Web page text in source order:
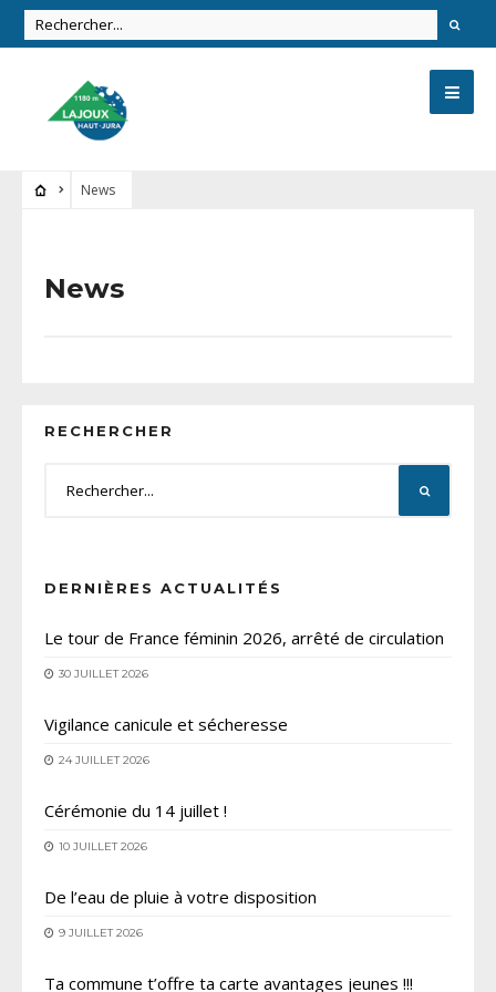
News
News
RECHERCHER
DERNIÈRES ACTUALITÉS
Le tour de France féminin 2026, arrêté de circulation
30 JUILLET 2026
Vigilance canicule et sécheresse
24 JUILLET 2026
Cérémonie du 14 juillet !
10 JUILLET 2026
De l’eau de pluie à votre disposition
9 JUILLET 2026
Ta commune t’offre ta carte avantages jeunes !!!